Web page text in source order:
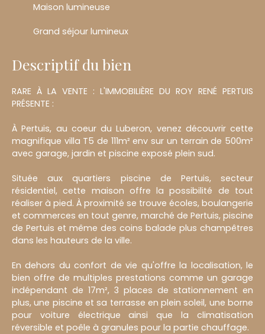
Maison lumineuse
Grand séjour lumineux
Descriptif du bien
RARE À LA VENTE : L'IMMOBILIÈRE DU ROY RENÉ PERTUIS
PRÉSENTE :
À Pertuis, au coeur du Luberon, venez découvrir cette
magnifique villa T5 de 111m² env sur un terrain de 500m²
avec garage, jardin et piscine exposé plein sud.
Située aux quartiers piscine de Pertuis, secteur
résidentiel, cette maison offre la possibilité de tout
réaliser à pied. À proximité se trouve écoles, boulangerie
et commerces en tout genre, marché de Pertuis, piscine
de Pertuis et même des coins balade plus champêtres
dans les hauteurs de la ville.
En dehors du confort de vie qu'offre la localisation, le
bien offre de multiples prestations comme un garage
indépendant de 17m², 3 places de stationnement en
plus, une piscine et sa terrasse en plein soleil, une borne
pour voiture électrique ainsi que la climatisation
réversible et poêle à granules pour la partie chauffage.